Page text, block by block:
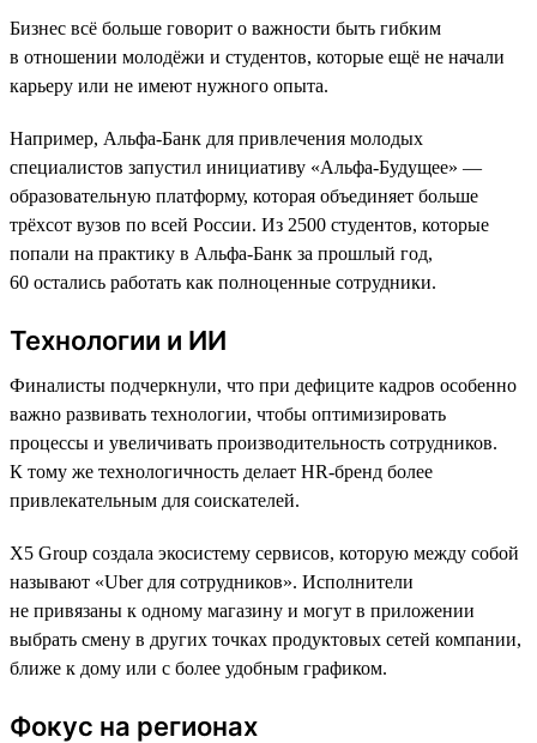
Бизнес всё больше говорит о важности быть гибким
в отношении молодёжи и студентов, которые ещё не начали
карьеру или не имеют нужного опыта.
Например, Альфа-Банк для привлечения молодых
специалистов запустил инициативу «Альфа-Будущее» —
образовательную платформу, которая объединяет больше
трёхсот вузов по всей России. Из 2500 студентов, которые
попали на практику в Альфа-Банк за прошлый год,
60 остались работать как полноценные сотрудники.
Технологии и ИИ
Финалисты подчеркнули, что при дефиците кадров особенно
важно развивать технологии, чтобы оптимизировать
процессы и увеличивать производительность сотрудников.
К тому же технологичность делает HR-бренд более
привлекательным для соискателей.
X5 Group создала экосистему сервисов, которую между собой
называют «Uber для сотрудников». Исполнители
не привязаны к одному магазину и могут в приложении
выбрать смену в других точках продуктовых сетей компании,
ближе к дому или с более удобным графиком.
Фокус на регионах